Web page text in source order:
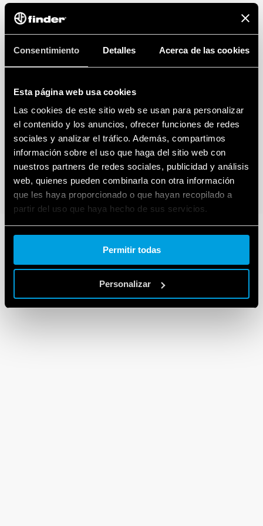
Consentimiento Detalles Acerca de las cookies
Esta página web usa cookies
Las cookies de este sitio web se usan para personalizar
el contenido y los anuncios, ofrecer funciones de redes
sociales y analizar el tráfico. Además, compartimos
información sobre el uso que haga del sitio web con
nuestros partners de redes sociales, publicidad y análisis
web, quienes pueden combinarla con otra información
que les haya proporcionado o que hayan recopilado a
partir del uso que haya hecho de sus servicios.
Cookie policy.
Permitir todas
Personalizar